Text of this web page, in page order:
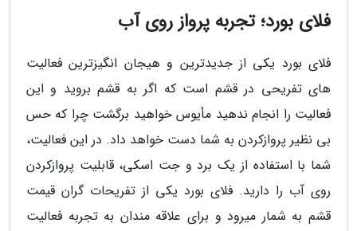
فلای بورد؛ تجربه پرواز روی آب
فلای بورد یکی از جدیدترین و هیجان انگیزترین فعالیت
های تفریحی در قشم است که اگر به قشم بروید و این
فعالیت را انجام ندهید مأیوس خواهید برگشت چرا که حس
بی نظیر پروازکردن به شما دست خواهد داد. در این فعالیت،
شما با استفاده از یک برد و جت اسکی، قابلیت پروازکردن
روی آب را دارید. فلای بورد یکی از تفریحات گران قیمت
قشم به شمار میرود و برای علاقه مندان به تجربه فعالیت